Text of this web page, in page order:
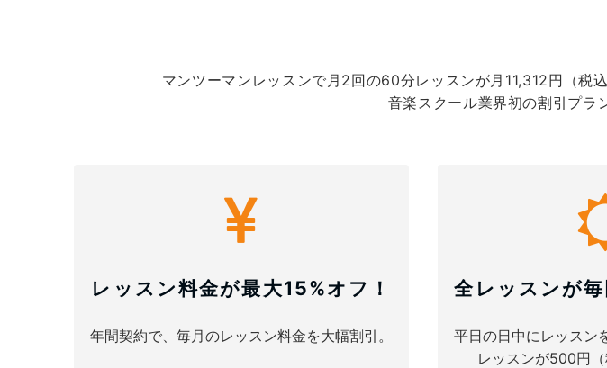
マンツーマンレッスンで月2回の60分レッスンが月11,312円（税
音楽スクール業界初の割引プラ
レッスン料金が最大15%オフ！
年間契約で、毎月のレッスン料金を大幅割引。
全レッスンが
平日の日中にレッスン
レッスンが500円